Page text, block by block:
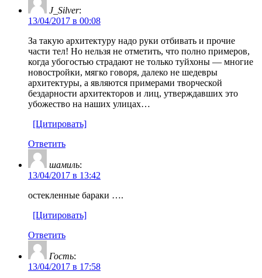
J_Silver:
13/04/2017 в 00:08
За такую архитектуру надо руки отбивать и прочие
части тел! Но нельзя не отметить, что полно примеров,
когда убогостью страдают не только туйхоны — многие
новостройки, мягко говоря, далеко не шедевры
архитектуры, а являются примерами творческой
бездарности архитекторов и лиц, утверждавших это
убожество на наших улицах…
[Цитировать]
Ответить
шамиль:
13/04/2017 в 13:42
остекленные бараки ….
[Цитировать]
Ответить
Гость:
13/04/2017 в 17:58